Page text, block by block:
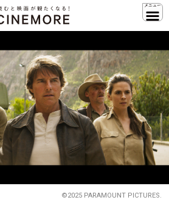
©2025 PARAMOUNT PICTURES.